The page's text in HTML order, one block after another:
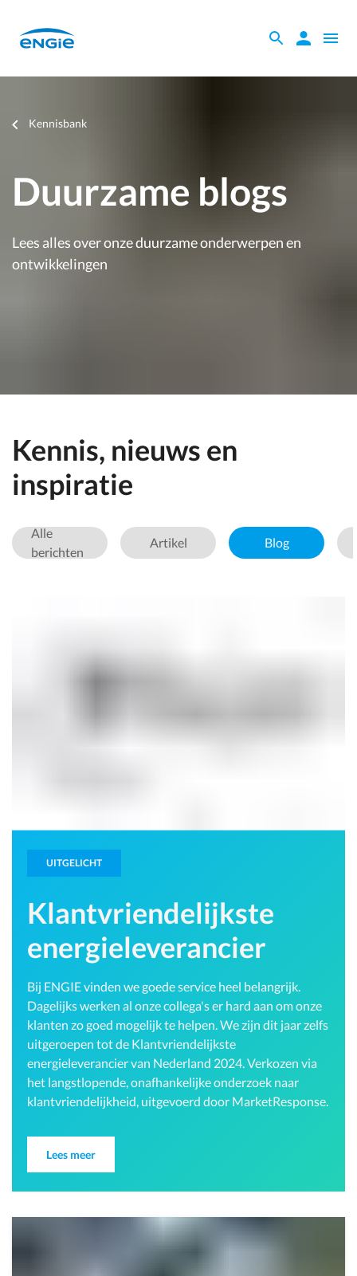
mainZoeken
de
Zoeken
Open
Je
Kennisbank
Duurzame blogs
Lees alles over onze duurzame onderwerpen en
ontwikkelingen
Kennis, nieuws en
inspiratie
Alle
berichten
Artikel Blog
UITGELICHT
Klantvriendelijkste
energieleverancier
Bij ENGIE vinden we goede service heel belangrijk.
Dagelijks werken al onze collega's er hard aan om onze
klanten zo goed mogelijk te helpen. We zijn dit jaar zelfs
uitgeroepen tot de Klantvriendelijkste
energieleverancier van Nederland 2024. Verkozen via
het langstlopende, onafhankelijke onderzoek naar
klantvriendelijkheid, uitgevoerd door MarketResponse.
Lees meer